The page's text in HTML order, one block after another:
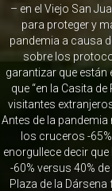
– en el Viejo San
para proteger y
pandemia a causa
sobre los
garantizar que están
que “en la Casita
visitantes
Antes de la
los cruceros -
enorgullece decir
-60% versus 40%
Plaza de la